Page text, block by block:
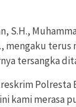
S.H.,
mengaku
tersangka
Polresta
kami merasa